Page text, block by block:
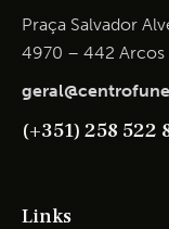
Praça Salvador
4970 – 442 Arcos
(+351) 258 522
Links